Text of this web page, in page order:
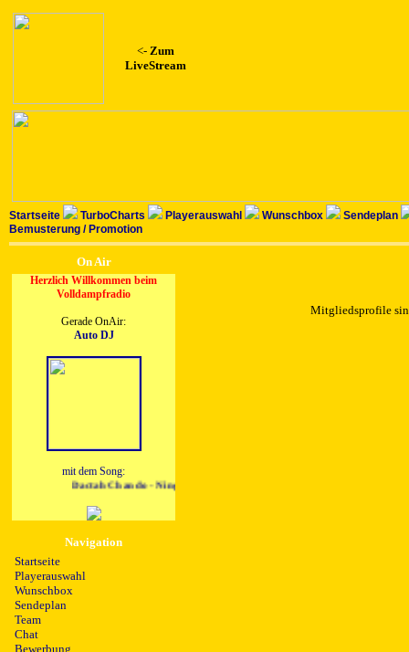
<- Zum
LiveStream
Startseite TurboCharts Playerauswahl Wunschbox
Sendeplan
Bemusterung / Promotion
On Air
Herzlich Willkommen beim
Volldampfradio
Gerade OnAir:
Auto DJ
mit dem Song:
Dactah Chando - Ningun Hombre Roots
Navigation
Startseite
Playerauswahl
Wunschbox
Sendeplan
Team
Chat
Bewerbung
Mitgliedsprofile